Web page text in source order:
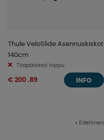
Thule VeloSlide Asennuskiskot
140cm
Tilapäisesti loppu
€ 200 .89 INFO
« Edellinen